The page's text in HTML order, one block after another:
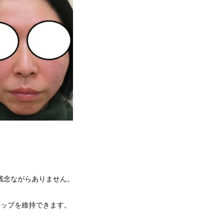
ながらありません。
プを維持できます。